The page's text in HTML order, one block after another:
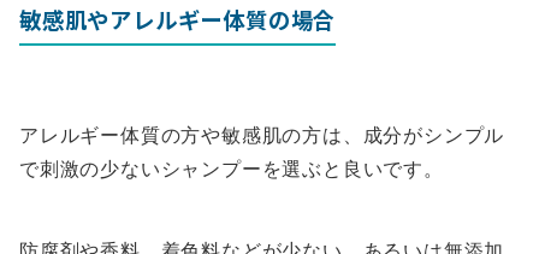
敏感肌やアレルギー体質の場合
アレルギー体質の方や敏感肌の方は、成分がシンプル
で刺激の少ないシャンプーを選ぶと良いです。